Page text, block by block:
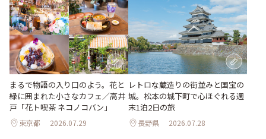
まるで物語の入り口のよう。花と
緑に囲まれた小さなカフェ／高井
戸「花ト喫茶 ネコノコバン」
東京都 2026.07.29
レトロな蔵造りの街並みと国宝の
城。松本の城下町で心ほぐれる週
末1泊2日の旅
長野県 2026.07.28